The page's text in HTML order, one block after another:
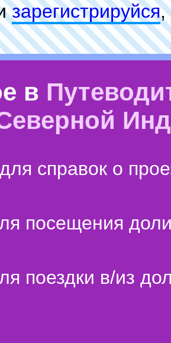
зарeгиcтpируйся,
в
справок о
посещения
поездки в/из